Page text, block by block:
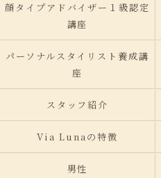
顔タイプアドバイザー１級認定
講座
パーソナルスタイリスト養成講
座
スタッフ紹介
Via Lunaの特徴
男性